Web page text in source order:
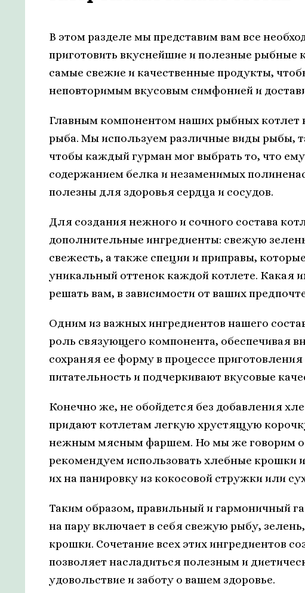
В этом разделе мы представим вам все
приготовить вкуснейшие и полезные рыбные
самые свежие и качественные продукты,
неповторимым вкусовым симфонией и
Главным компонентом наших рыбных котлет
рыба. Мы используем различные виды рыбы,
чтобы каждый гурман мог выбрать то, что
содержанием белка и незаменимых
полезны для здоровья сердца и сосудов.
Для создания нежного и сочного состава
дополнительные ингредиенты: свежую
свежесть, а также специи и приправы,
уникальный оттенок каждой котлете. Какая
решать вам, в зависимости от ваших
Одним из важных ингредиентов нашего
роль связующего компонента, обеспечивая
сохраняя ее форму в процессе
питательность и подчеркивают вкусовые
Конечно же, не обойдется без добавления
придают котлетам легкую хрустящую
нежным мясным фаршем. Но мы же говорим о
рекомендуем использовать хлебные крошки
их на панировку из кокосовой стружки или
Таким образом, правильный и гармоничный
на пару включает в себя свежую рыбу,
крошки. Сочетание всех этих ингредиентов
позволяет насладиться полезным и
удовольствие и заботу о вашем здоровье.